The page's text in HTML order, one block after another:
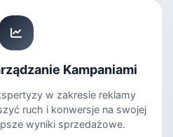
Kampaniami
w zakresie reklamy
ruch i konwersje na swojej
wyniki sprzedażowe.